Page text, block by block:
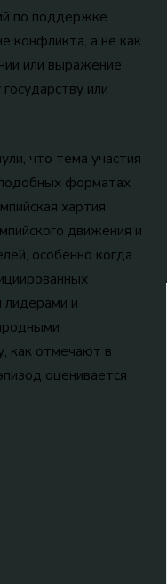
по поддержке
конфликта, а не как
или выражение
или
что тема участия
форматах
хартия
движения и
особенно когда
и
как отмечают в
оценивается